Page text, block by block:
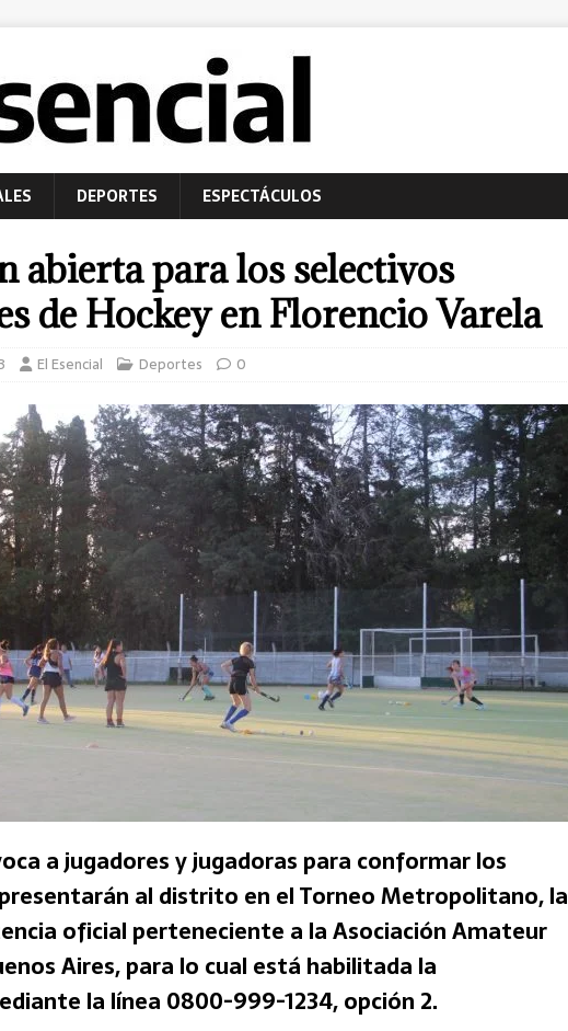
DEPORTES ESPECTÁCULOS
abierta para los selectivos
de Hockey en Florencio Varela
El Esencial Deportes 0
a jugadores y jugadoras para conformar los
al distrito en el Torneo Metropolitano, la
oficial perteneciente a la Asociación Amateur
Aires, para lo cual está habilitada la
la línea 0800-999-1234, opción 2.